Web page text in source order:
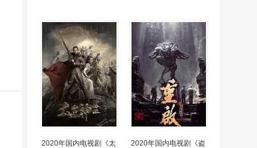
2020年国内电视剧《太 2020年国内电视剧《盗